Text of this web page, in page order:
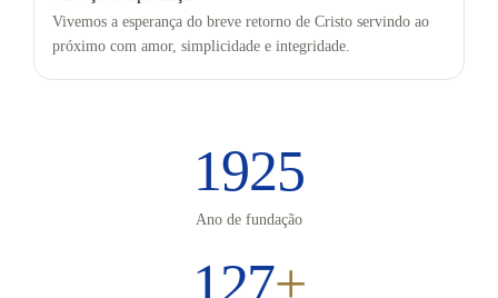
Vivemos a esperança do breve retorno de Cristo servindo ao
próximo com amor, simplicidade e integridade.
1925
Ano de fundação
127+